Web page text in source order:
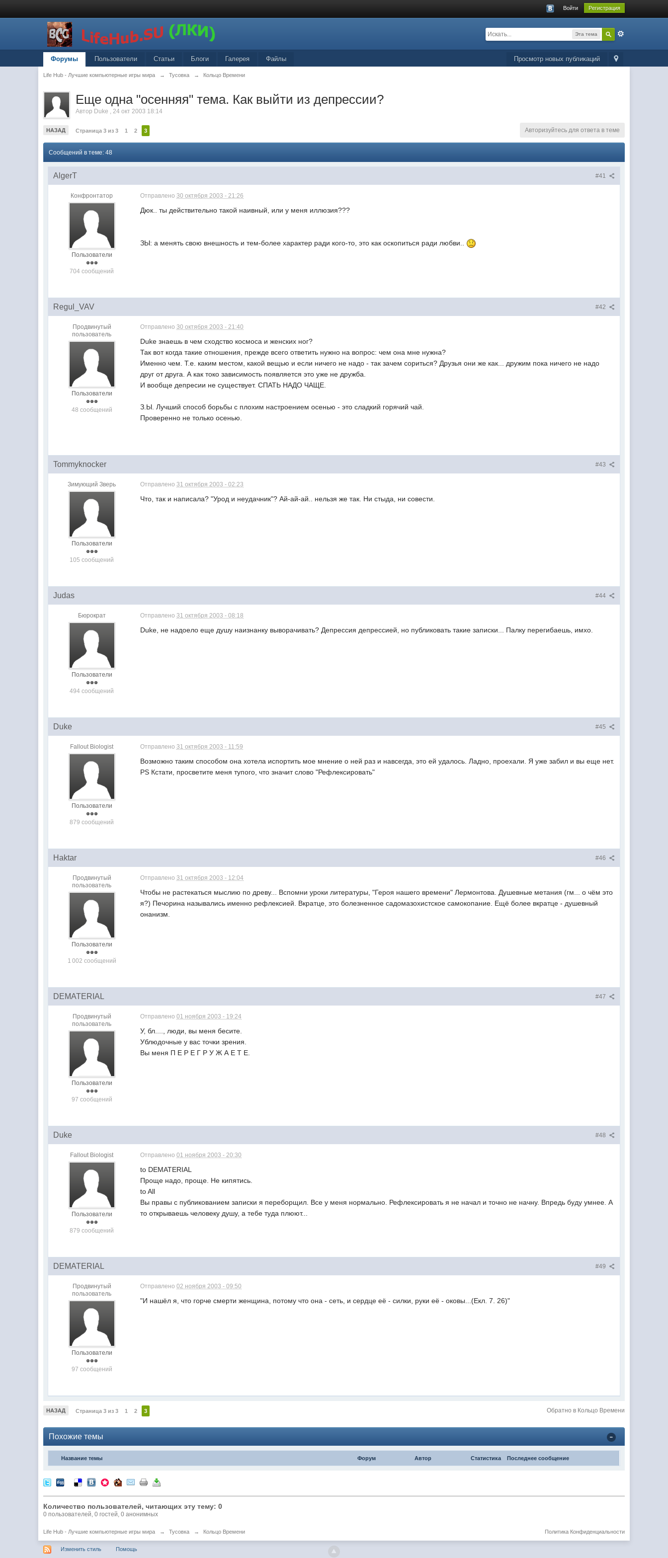
Войти Регистрация
Эта тема
Просмотр новых публикаций
Форумы Пользователи Статьи Блоги Галерея Файлы
Life Hub - Лучшие компьютерные игры мира → Тусовка → Кольцо Времени
Еще одна "осенняя" тема. Как выйти из депрессии?
Автор Duke ,24 окт 2003 18:14
НАЗАД Страница 3 из 3 1 2 3 Авторизуйтесь для ответа в теме
Сообщений в теме: 48
#41
AlgerT
Конфронтатор
Пользователи
704 сообщений
Отправлено30 октября 2003 - 21:26
Дюк.. ты действительно такой наивный, или у меня иллюзия???
ЗЫ: а менять свою внешность и тем-более характер ради кого-то, это как оскопиться ради любви..
#42
Regul_VAV
Продвинутый
пользователь
Пользователи
48 сообщений
Отправлено30 октября 2003 - 21:40
Duke знаешь в чем сходство космоса и женских ног?
Так вот когда такие отношения, прежде всего ответить нужно на вопрос: чем она мне нужна?
Именно чем. Т.е. каким местом, какой вещью и если ничего не надо - так зачем сориться? Друзья они же как... дружим пока ничего не надо
друг от друга. А как токо зависимость появляется это уже не дружба.
И вообще депресии не существует. СПАТЬ НАДО ЧАЩЕ.
З.Ы. Лучший способ борьбы с плохим настроением осенью - это сладкий горячий чай.
Проверенно не только осенью.
#43
Tommyknocker
Зимующий Зверь
Пользователи
105 сообщений
Отправлено31 октября 2003 - 02:23
Что, так и написала? "Урод и неудачник"? Ай-ай-ай.. нельзя же так. Ни стыда, ни совести.
#44
Judas
Бюрократ
Пользователи
494 сообщений
Отправлено31 октября 2003 - 08:18
Duke, не надоело еще душу наизнанку выворачивать? Депрессия депрессией, но публиковать такие записки... Палку перегибаешь, имхо.
#45
Duke
Fallout Biologist
Пользователи
879 сообщений
Отправлено31 октября 2003 - 11:59
Возможно таким способом она хотела испортить мое мнение о ней раз и навсегда, это ей удалось. Ладно, проехали. Я уже забил и вы еще нет.
PS Кстати, просветите меня тупого, что значит слово "Рефлексировать"
#46
Haktar
Продвинутый
пользователь
Пользователи
1 002 сообщений
Отправлено31 октября 2003 - 12:04
Чтобы не растекаться мыслию по древу... Вспомни уроки литературы, "Героя нашего времени" Лермонтова. Душевные метания (гм... о чём это
я?) Печорина назывались именно рефлексией. Вкратце, это болезненное садомазохистское самокопание. Ещё более вкратце - душевный
онанизм.
#47
DEMATERIAL
Продвинутый
пользователь
Пользователи
97 сообщений
Отправлено01 ноября 2003 - 19:24
У, бл...., люди, вы меня бесите.
Ублюдочные у вас точки зрения.
Вы меня П Е Р Е Г Р У Ж А Е Т Е.
#48
Duke
Fallout Biologist
Пользователи
879 сообщений
Отправлено01 ноября 2003 - 20:30
to DEMATERIAL
Проще надо, проще. Не кипятись.
to All
Вы правы с публикованием записки я переборщил. Все у меня нормально. Рефлексировать я не начал и точно не начну. Впредь буду умнее. А
то открываешь человеку душу, а тебе туда плюют...
#49
DEMATERIAL
Продвинутый
пользователь
Пользователи
97 сообщений
Отправлено02 ноября 2003 - 09:50
"И нашёл я, что горче смерти женщина, потому что она - сеть, и сердце её - силки, руки её - оковы...(Екл. 7. 26)"
НАЗАД Страница 3 из 3 1 2 3 Обратно в Кольцо Времени
Похожие темы
Название темы Форум Автор Статистика Последнее сообщение
Количество пользователей, читающих эту тему: 0
0 пользователей, 0 гостей, 0 анонимных
Life Hub - Лучшие компьютерные игры мира → Тусовка → Кольцо Времени Политика Конфиденциальности
Изменить стиль Помощь